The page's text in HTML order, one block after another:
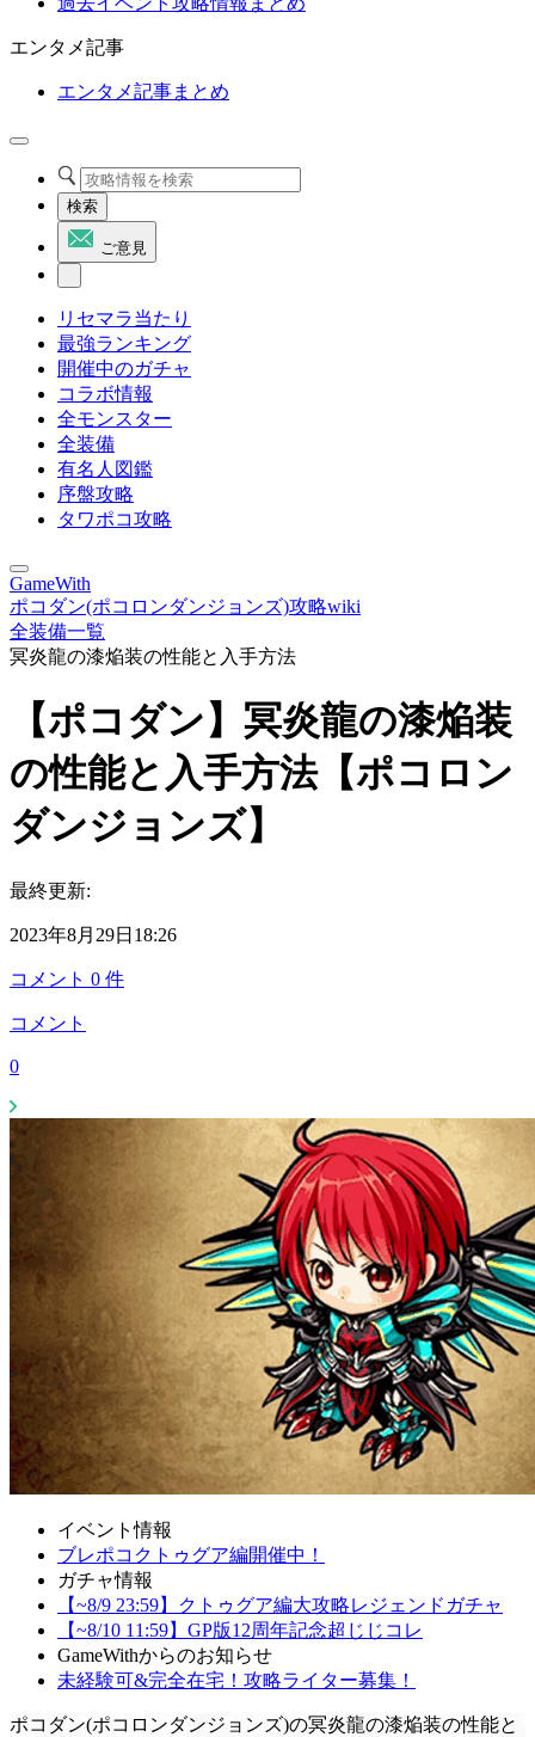
エンタメ記事
エンタメ記事まとめ
検索
ご意見
リセマラ当たり
最強ランキング
開催中のガチャ
コラボ情報
全モンスター
全装備
有名人図鑑
序盤攻略
タワポコ攻略
GameWith
ポコダン(ポコロンダンジョンズ)攻略wiki
全装備一覧
冥炎龍の漆焔装の性能と入手方法
【ポコダン】冥炎龍の漆焔装
の性能と入手方法【ポコロン
ダンジョンズ】
最終更新:
2023年8月29日18:26
コメント 0 件
コメント
0
イベント情報
ブレポコクトゥグア編開催中！
ガチャ情報
【~8/9 23:59】クトゥグア編大攻略レジェンドガチャ
【~8/10 11:59】GP版12周年記念超じじコレ
GameWithからのお知らせ
未経験可&完全在宅！攻略ライター募集！
ポコダン(ポコロンダンジョンズ)の冥炎龍の漆焔装の性能と